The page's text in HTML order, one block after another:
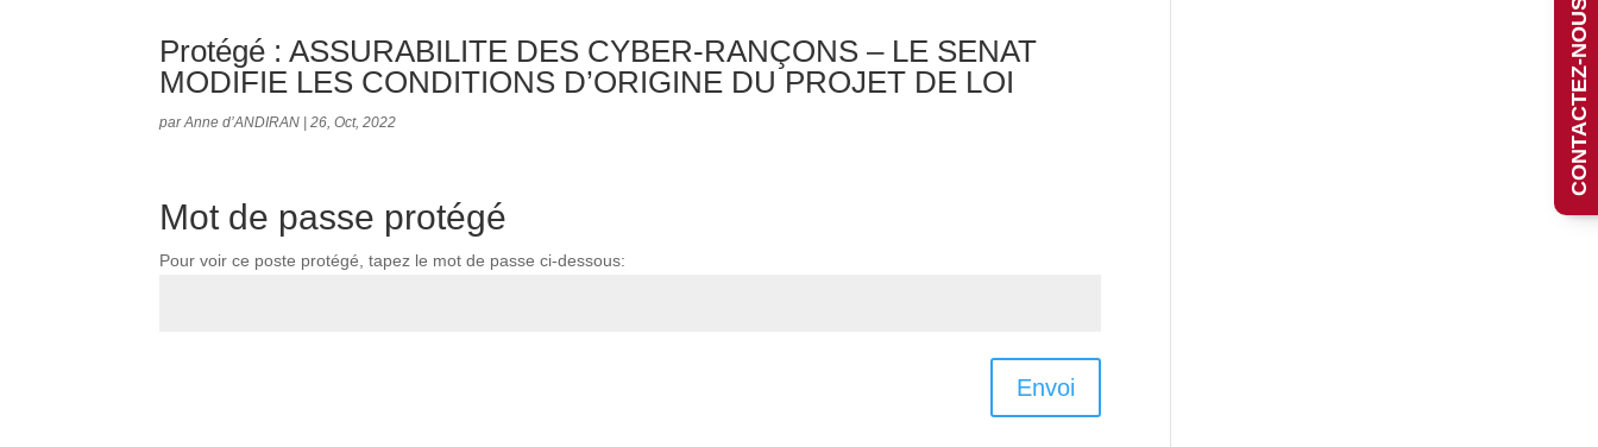
Protégé : ASSURABILITE DES CYBER-RANÇONS – LE SENAT
MODIFIE LES CONDITIONS D’ORIGINE DU PROJET DE LOI
parAnne d’ANDIRAN |26, Oct, 2022
Mot de passe protégé
Pour voir ce poste protégé, tapez le mot de passe ci-dessous:
Envoi
CONTACTEZ-NOUS